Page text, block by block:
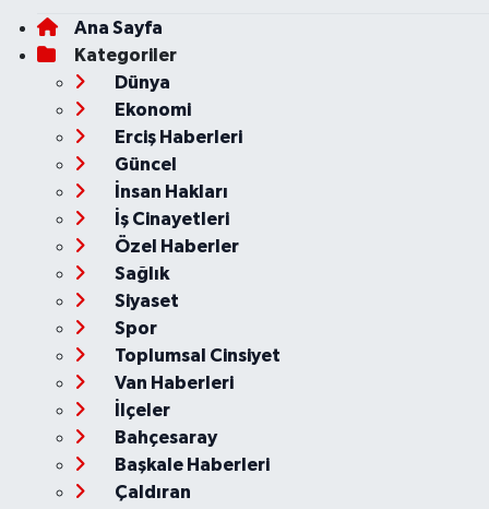
Ana Sayfa
Kategoriler
Dünya
Ekonomi
Erciş Haberleri
Güncel
İnsan Hakları
İş Cinayetleri
Özel Haberler
Sağlık
Siyaset
Spor
Toplumsal Cinsiyet
Van Haberleri
İlçeler
Bahçesaray
Başkale Haberleri
Çaldıran